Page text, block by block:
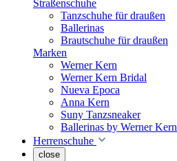
Straßenschuhe
Tanzschuhe für draußen
Ballerinas
Brautschuhe für draußen
Marken
Werner Kern
Werner Kern Bridal
Nueva Epoca
Anna Kern
Suny Tanzsneaker
Ballerinas by Werner Kern
Herrenschuhe
close